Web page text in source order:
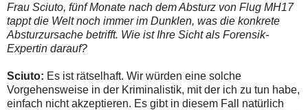
Frau Sciuto, fünf Monate nach dem Absturz von Flug MH17
tappt die Welt noch immer im Dunklen, was die konkrete
Absturzursache betrifft. Wie ist Ihre Sicht als Forensik-
Expertin darauf?
Sciuto: Es ist rätselhaft. Wir würden eine solche
Vorgehensweise in der Kriminalistik, mit der ich zu tun habe,
einfach nicht akzeptieren. Es gibt in diesem Fall natürlich